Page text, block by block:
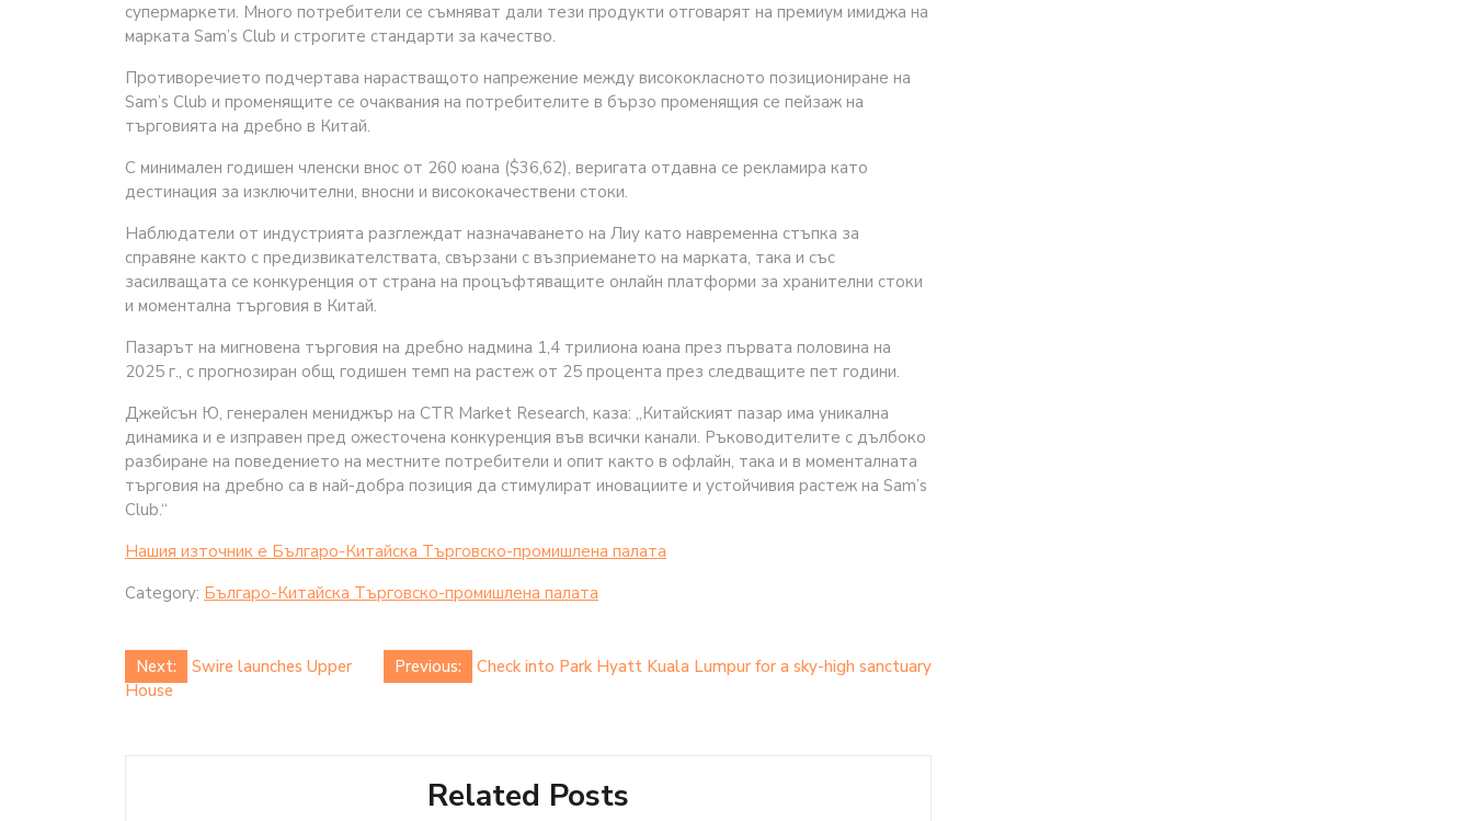
супермаркети. Много потребители се съмняват дали тези продукти отговарят на премиум имиджа на
марката Sam’s Club и строгите стандарти за качество.
Противоречието подчертава нарастващото напрежение между висококласното позициониране на
Sam’s Club и променящите се очаквания на потребителите в бързо променящия се пейзаж на
търговията на дребно в Китай.
С минимален годишен членски внос от 260 юана ($36,62), веригата отдавна се рекламира като
дестинация за изключителни, вносни и висококачествени стоки.
Наблюдатели от индустрията разглеждат назначаването на Лиу като навременна стъпка за
справяне както с предизвикателствата, свързани с възприемането на марката, така и със
засилващата се конкуренция от страна на процъфтяващите онлайн платформи за хранителни стоки
и моментална търговия в Китай.
Пазарът на мигновена търговия на дребно надмина 1,4 трилиона юана през първата половина на
2025 г., с прогнозиран общ годишен темп на растеж от 25 процента през следващите пет години.
Джейсън Ю, генерален мениджър на CTR Market Research, каза: „Китайският пазар има уникална
динамика и е изправен пред ожесточена конкуренция във всички канали. Ръководителите с дълбоко
разбиране на поведението на местните потребители и опит както в офлайн, така и в моменталната
търговия на дребно са в най-добра позиция да стимулират иновациите и устойчивия растеж на Sam’s
Club.“
Нашия източник е Българо-Китайска Търговско-промишлена палaта
Category: Българо-Китайска Търговско-промишлена палaта
Post
Previous: Check into Park Hyatt Kuala Lumpur for a sky-high sanctuary
Next:
Swire launches Upper
House
Related Posts